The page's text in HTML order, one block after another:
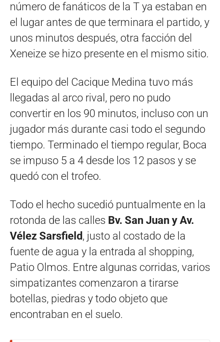
número de fanáticos de la T ya estaban en
el lugar antes de que terminara el partido, y
unos minutos después, otra facción del
Xeneize se hizo presente en el mismo sitio.
El equipo del Cacique Medina tuvo más
llegadas al arco rival, pero no pudo
convertir en los 90 minutos, incluso con un
jugador más durante casi todo el segundo
tiempo. Terminado el tiempo regular, Boca
se impuso 5 a 4 desde los 12 pasos y se
quedó con el trofeo.
Todo el hecho sucedió puntualmente en la
rotonda de las calles Bv. San Juan y Av.
Vélez Sarsfield , justo al costado de la
fuente de agua y la entrada al shopping,
Patio Olmos. Entre algunas corridas, varios
simpatizantes comenzaron a tirarse
botellas, piedras y todo objeto que
encontraban en el suelo.